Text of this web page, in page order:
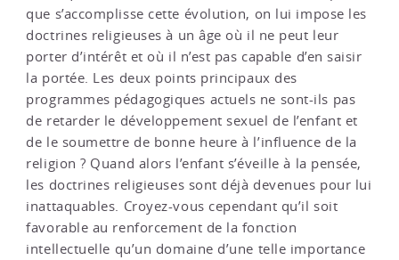
que s’accomplisse cette évolution, on lui impose les
doctrines religieuses à un âge où il ne peut leur
porter d’intérêt et où il n’est pas capable d’en saisir
la portée. Les deux points principaux des
programmes pédagogiques actuels ne sont-ils pas
de retarder le développement sexuel de l’enfant et
de le soumettre de bonne heure à l’influence de la
religion ? Quand alors l’enfant s’éveille à la pensée,
les doctrines religieuses sont déjà devenues pour lui
inattaquables. Croyez-vous cependant qu’il soit
favorable au renforcement de la fonction
intellectuelle qu’un domaine d’une telle importance